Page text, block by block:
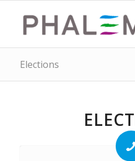
Elections